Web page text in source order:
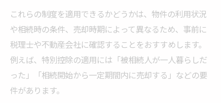
これらの制度を適用できるかどうかは、物件の利用状況
や相続時の条件、売却時期によって異なるため、事前に
税理士や不動産会社に確認することをおすすめします。
例えば、特別控除の適用には「被相続人が一人暮らしだ
った」「相続開始から一定期間内に売却する」などの要
件があります。